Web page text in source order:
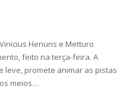
Henuns e Metturo
feito na terça-feira. A
leve, promete animar as pistas
meios…